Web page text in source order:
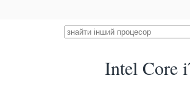
Intel Core